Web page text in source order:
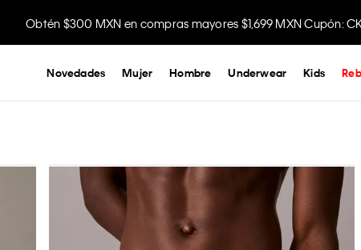
Obtén $300 MXN en compras mayores $1,699 MXN Cupón:
Disfruta envío gratis comprando en la app.
Novedades Mujer Hombre Underwear Kids